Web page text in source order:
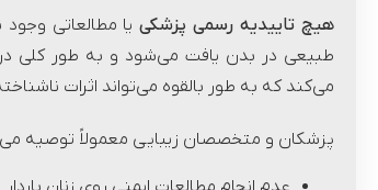
هیچ تاییدیه رسمی پزشکییا مطالعاتی وجود
طبیعی در بدن یافت می‌شود و به طور کلی در
می‌کند که به طور بالقوه می‌تواند اثرات
پزشکان و متخصصان زیبایی معمولاً توصیه